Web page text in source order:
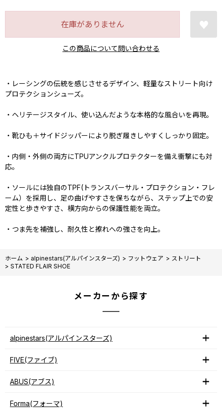
在庫がありません
この商品について問い合わせる
・レーシングの伝統を感じさせるデザイン、軽量なストリート向け
プロテクションシューズ。
・ヘリテージスタイル、使い込んだような本格的な風合いを再現。
・靴ひも＋サイドジッパーにより脱ぎ履きしやすくしっかり固定。
・内側・外側の両方にTPUアンクルプロテクターを備え衝撃にも対
応。
・ソールには独自のTPF(トランスバーサル・プロテクション・フレ
ーム）を採用し、足の曲げやすさを保ちながら、ステップ上での安
定性と歩きやすさ、横方向からの保護性能を両立。
・つま先を補強し、耐久性と擦れへの強さを向上。
ホーム > alpinestars(アルパインスターズ) > フットウェア > ストリート
> STATED FLAIR SHOE
メーカーから探す
alpinestars(アルパインスターズ)
FIVE(ファイブ)
ABUS(アブス)
Forma(フォーマ)